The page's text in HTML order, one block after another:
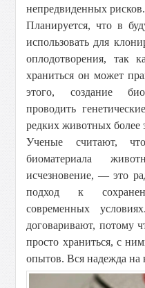
непредвиденных рисков.
Планируется, что в
использовать для
оплодотворения, так
храниться он может
этого, создание
проводить
редких животных более
Ученые считают, что
биоматериала
исчезновение, — это
подход к
современных
договаривают, потому
просто храниться, с
опытов. Вся надежда на